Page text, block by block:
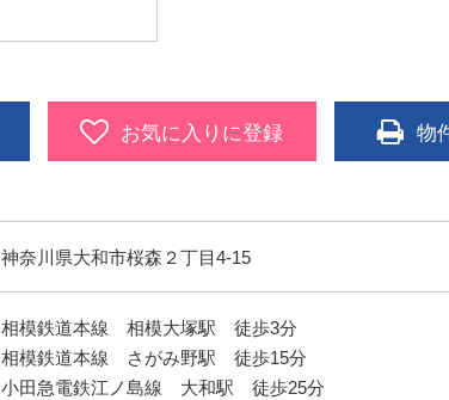
お気に入りに登録 物
神奈川県大和市桜森２丁目4-15
相模鉄道本線 相模大塚駅 徒歩3分
相模鉄道本線 さがみ野駅 徒歩15分
小田急電鉄江ノ島線 大和駅 徒歩25分